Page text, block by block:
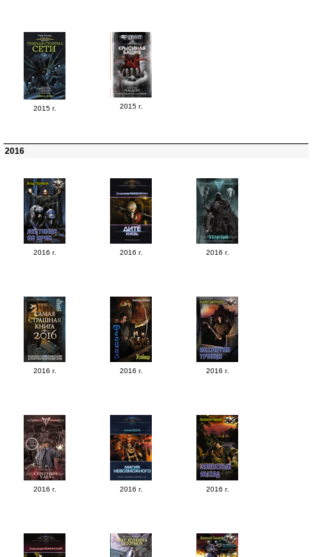
2015 г. 2015 г.
2016
2016 г. 2016 г. 2016 г.
2016 г. 2016 г. 2016 г.
2016 г. 2016 г. 2016 г.